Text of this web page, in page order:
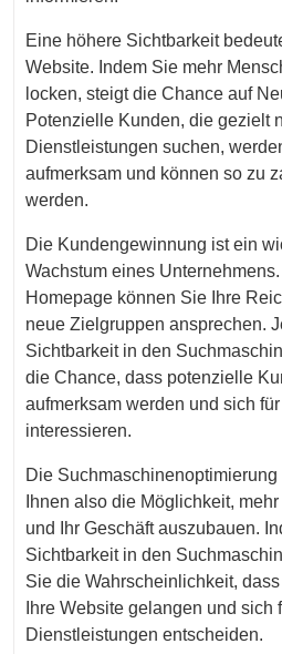
Eine höhere Sichtbarkeit
Website. Indem Sie mehr
locken, steigt die Chance auf
Potenzielle Kunden, die gezielt
Dienstleistungen suchen,
aufmerksam und können so zu
werden.
Die Kundengewinnung ist ein
Wachstum eines
Homepage können Sie Ihre
neue Zielgruppen ansprechen.
Sichtbarkeit in den
die Chance, dass potenzielle
aufmerksam werden und sich
interessieren.
Die
Ihnen also die Möglichkeit,
und Ihr Geschäft auszubauen.
Sichtbarkeit in den
Sie die Wahrscheinlichkeit,
Ihre Website gelangen und sich
Dienstleistungen entscheiden.